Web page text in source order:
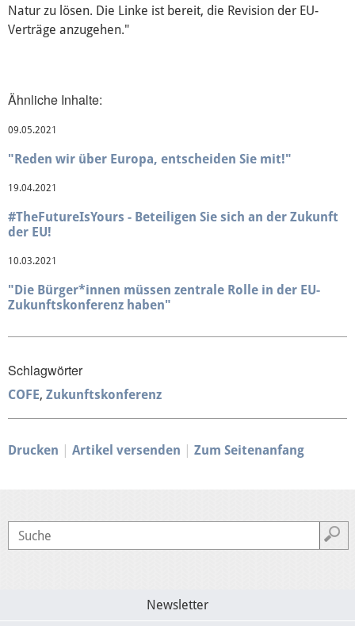
Transparenz
Kontakt
Termine
Presse
Natur zu lösen. Die Linke ist bereit, die Revision der EU-
Verträge anzugehen."
Ähnliche Inhalte:
09.05.2021
"Reden wir über Europa, entscheiden Sie mit!"
19.04.2021
#TheFutureIsYours - Beteiligen Sie sich an der Zukunft
der EU!
10.03.2021
"Die Bürger*innen müssen zentrale Rolle in der EU-
Zukunftskonferenz haben"
Schlagwörter
COFE Zukunftskonferenz
Drucken Artikel versenden Zum Seitenanfang
Newsletter